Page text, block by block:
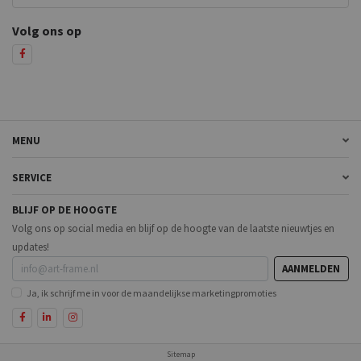
Volg ons op
MENU
SERVICE
BLIJF OP DE HOOGTE
Volg ons op social media en blijf op de hoogte van de laatste nieuwtjes en
updates!
AANMELDEN
Ja, ik schrijf me in voor de maandelijkse marketingpromoties
Sitemap